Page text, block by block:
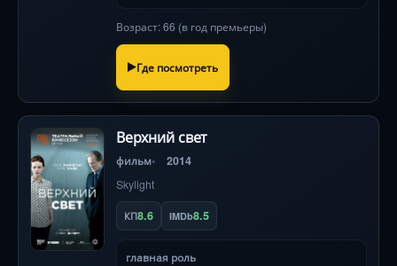
Возраст: 66 (в год премьеры)
Где посмотреть
Верхний свет
фильм 2014
Skylight
КП8.6 IMDb8.5
главная роль